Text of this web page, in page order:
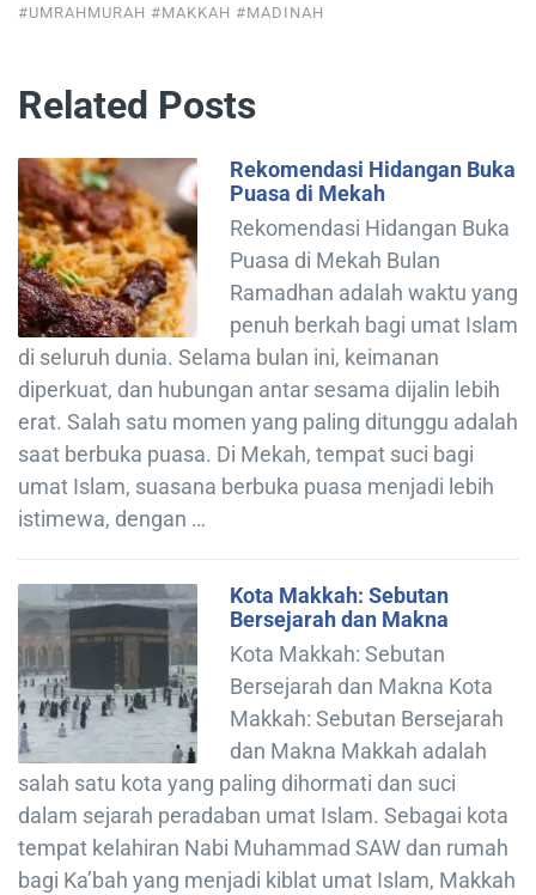
#UMRAHMURAH #MAKKAH #MADINAH
Related Posts
Rekomendasi Hidangan Buka
Puasa di Mekah
Rekomendasi Hidangan Buka
Puasa di Mekah Bulan
Ramadhan adalah waktu yang
penuh berkah bagi umat Islam
di seluruh dunia. Selama bulan ini, keimanan
diperkuat, dan hubungan antar sesama dijalin lebih
erat. Salah satu momen yang paling ditunggu adalah
saat berbuka puasa. Di Mekah, tempat suci bagi
umat Islam, suasana berbuka puasa menjadi lebih
istimewa, dengan …
Kota Makkah: Sebutan
Bersejarah dan Makna
Kota Makkah: Sebutan
Bersejarah dan Makna Kota
Makkah: Sebutan Bersejarah
dan Makna Makkah adalah
salah satu kota yang paling dihormati dan suci
dalam sejarah peradaban umat Islam. Sebagai kota
tempat kelahiran Nabi Muhammad SAW dan rumah
bagi Ka’bah yang menjadi kiblat umat Islam, Makkah